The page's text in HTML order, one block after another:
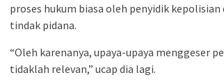
proses hukum biasa oleh penyidik
tindak pidana.
“Oleh karenanya, upaya-upaya menggeser
tidaklah relevan,” ucap dia lagi.